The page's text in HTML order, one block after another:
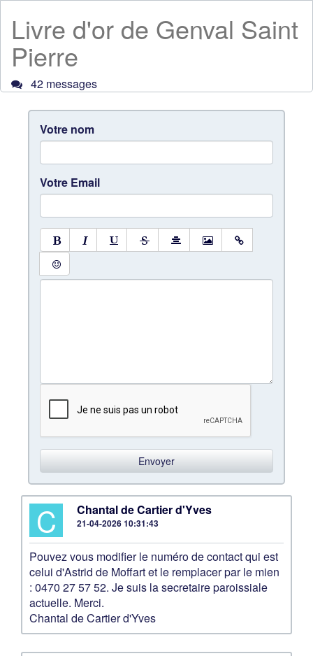
Livre d'or de Genval Saint
Pierre
42 messages
Votre nom
Votre Email
C Chantal de Cartier d'Yves
21-04-2026 10:31:43
Pouvez vous modifier le numéro de contact qui est
celui d'Astrid de Moffart et le remplacer par le mien
: 0470 27 57 52. Je suis la secretaire paroissiale
actuelle. Merci.
Chantal de Cartier d'Yves